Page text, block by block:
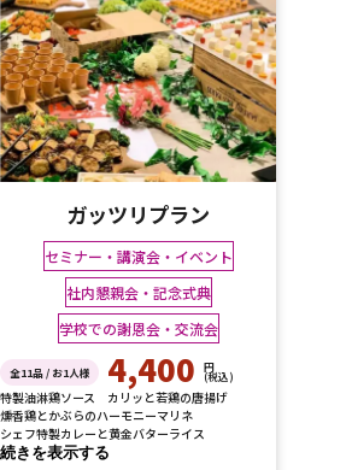
ガッツリプラン
セミナー・講演会・イベント
社内懇親会・記念式典
学校での謝恩会・交流会
全11品 / お1人様 4,400 円
(税込)
特製油淋鶏ソース カリッと若鶏の唐揚げ
燻香鶏とかぶらのハーモニーマリネ
シェフ特製カレーと黄金バターライス
続きを表示する